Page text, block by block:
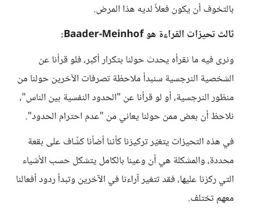
بالتخوف أن يكون فعلاً لديه هذا المرض.
ثالث تحيزات القراءة هو Baader-Meinhof:
ونرى فيه ما نقرأه يحدث حولنا بتكرار أكبر، فلو قرأنا عن
الشخصية النرجسية سنبدأ ملاحظة تصرفات الآخرين حولنا من
منظور النرجسية، أو لو قرأنا عن "الحدود النفسية بين الناس"،
نلاحظ أن بعض ممن حولنا يعاني من "عدم احترام الحدود".
في هذه التحيزات يتغيّر تركيزنا كأننا أضأنا كشّاف على بقعة
محددة، والمشكلة هي أن وعينا بالكامل يتشكل حسب الأشياء
التي ركزنا عليها، فقد تتغير آراءنا في الآخرين وتبدأ ردود أفعالنا
معهم تختلف.